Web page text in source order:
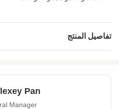
تفاصيل المنتج
Pan
Manager